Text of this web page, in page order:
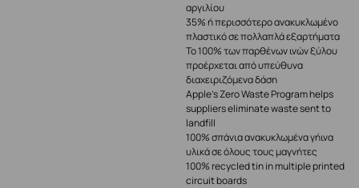
αργιλίου
35% ή περισσότερο ανακυκλωμένο
πλαστικό σε πολλαπλά εξαρτήματα
Το 100% των παρθένων ινών ξύλου
προέρχεται από υπεύθυνα
διαχειριζόμενα δάση
Apple’s Zero Waste Program helps
suppliers eliminate waste sent to
landfill
100% σπάνια ανακυκλωμένα γήινα
υλικά σε όλους τους μαγνήτες
100% recycled tin in multiple printed
circuit boards